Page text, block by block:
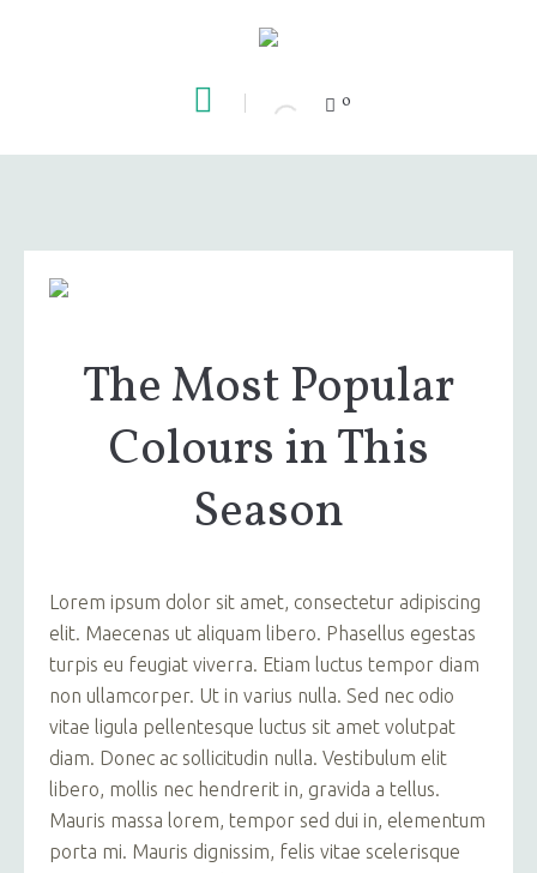
0
The Most Popular
Colours in This
Season
Lorem ipsum dolor sit amet, consectetur adipiscing
elit. Maecenas ut aliquam libero. Phasellus egestas
turpis eu feugiat viverra. Etiam luctus tempor diam
non ullamcorper. Ut in varius nulla. Sed nec odio
vitae ligula pellentesque luctus sit amet volutpat
diam. Donec ac sollicitudin nulla. Vestibulum elit
libero, mollis nec hendrerit in, gravida a tellus.
Mauris massa lorem, tempor sed dui in, elementum
porta mi. Mauris dignissim, felis vitae scelerisque